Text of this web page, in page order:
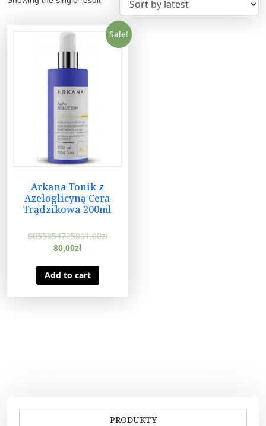
Sale!
Arkana Tonik z
Azeloglicyną Cera
Trądzikowa 200ml
8055854725801,00zł
80,00zł
Add to cart
PRODUKTY